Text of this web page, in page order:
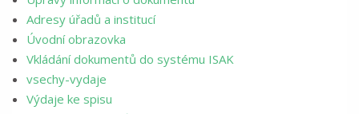
Adresy úřadů a institucí
Úvodní obrazovka
Vkládání dokumentů do systému ISAK
vsechy-vydaje
Výdaje ke spisu